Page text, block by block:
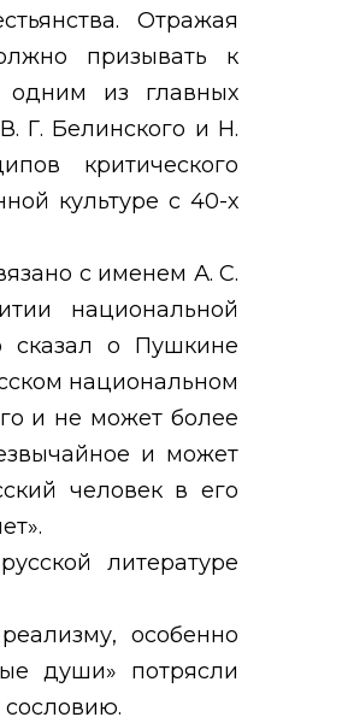
Отражая
призывать к
одним из главных
Г. Белинского и Н.
критического
культуре с 40-х
с именем А. С.
национальной
сказал о Пушкине
национальном
и не может более
и может
человек в его
литературе
особенно
души» потрясли